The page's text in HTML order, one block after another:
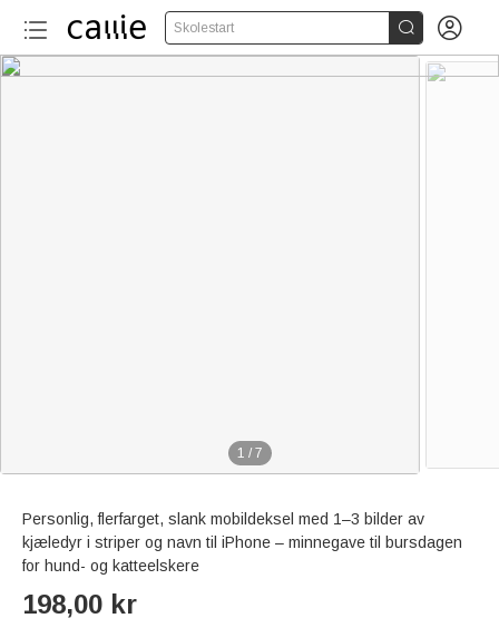
Skolestart  
1 / 7
Personlig, flerfarget, slank mobildeksel med 1–3 bilder av
kjæledyr i striper og navn til iPhone – minnegave til bursdagen
for hund- og katteelskere
198,00 kr